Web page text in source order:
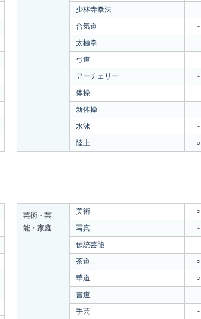
少林寺拳法
-
合気道
-
太極拳
-
弓道
-
アーチェリー
-
体操
-
新体操
-
水泳
-
陸上
○
芸術・芸
能・家庭
美術
○
写真
-
伝統芸能
-
茶道
○
華道
○
書道
-
手芸
-